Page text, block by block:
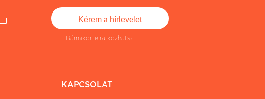
Bármikor leiratkozhatsz
KAPCSOLAT